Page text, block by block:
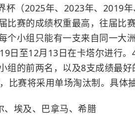
杯（2025年、2023年、2019
比赛的成绩权重最高，往届比
个小组只能有一支来自同一大
日至12月13日在卡塔尔进行
组的前两名，以及8支成绩最
比赛将采用单场淘汰制。具体
、埃及、巴拿马、希腊